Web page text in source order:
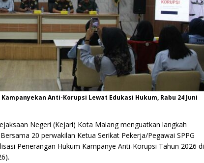
Anti-Korupsi Lewat Edukasi Hukum, Rabu 24 Juni
Negeri (Kejari) Kota Malang menguatkan langkah
20 perwakilan Ketua Serikat Pekerja/Pegawai SPPG
Penerangan Hukum Kampanye Anti-Korupsi Tahun 2026 di